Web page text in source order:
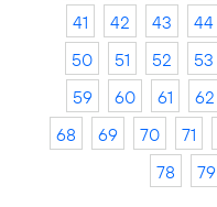
41
42 43 44
50
51 52 53
59
60 61 62
68
69 70 71
78
79